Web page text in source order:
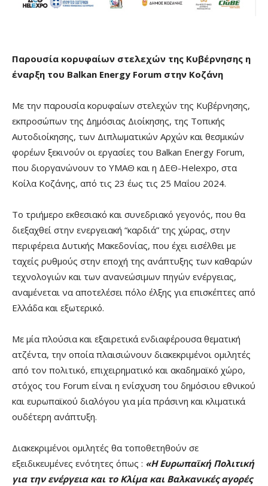
Παρουσία κορυφαίων στελεχών της Κυβέρνησης η
έναρξη του Balkan Energy Forum στην Κοζάνη
Με την παρουσία κορυφαίων στελεχών της Κυβέρνησης,
εκπροσώπων της Δημόσιας Διοίκησης, της Τοπικής
Αυτοδιοίκησης, των Διπλωματικών Αρχών και θεσμικών
φορέων ξεκινούν οι εργασίες του Balkan Energy Forum,
που διοργανώνουν το ΥΜΑΘ και η ΔΕΘ-Helexpo, στα
Κοίλα Κοζάνης, από τις 23 έως τις 25 Μαΐου 2024.
Το τριήμερο εκθεσιακό και συνεδριακό γεγονός, που θα
διεξαχθεί στην ενεργειακή “καρδιά” της χώρας, στην
περιφέρεια Δυτικής Μακεδονίας, που έχει εισέλθει με
ταχείς ρυθμούς στην εποχή της ανάπτυξης των καθαρών
τεχνολογιών και των ανανεώσιμων πηγών ενέργειας,
αναμένεται να αποτελέσει πόλο έλξης για επισκέπτες από
Ελλάδα και εξωτερικό.
Με μία πλούσια και εξαιρετικά ενδιαφέρουσα θεματική
ατζέντα, την οποία πλαισιώνουν διακεκριμένοι ομιλητές
από τον πολιτικό, επιχειρηματικό και ακαδημαϊκό χώρο,
στόχος του Forum είναι η ενίσχυση του δημόσιου εθνικού
και ευρωπαϊκού διαλόγου για μία πράσινη και κλιματικά
ουδέτερη ανάπτυξη.
Διακεκριμένοι ομιλητές θα τοποθετηθούν σε
εξειδικευμένες ενότητες όπως : «Η Ευρωπαϊκή Πολιτική
για την ενέργεια και το Κλίμα και Βαλκανικές αγορές